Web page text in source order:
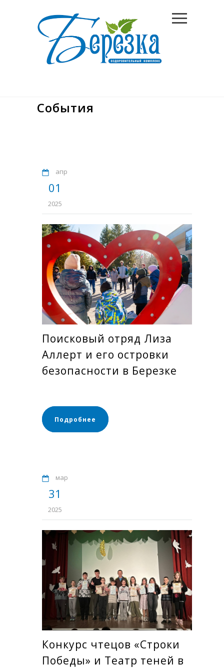
События
апр
01
2025
Поисковый отряд Лиза
Аллерт и его островки
безопасности в Березке
Подробнее
мар
31
2025
Конкурс чтецов «Строки
Победы» и Театр теней в